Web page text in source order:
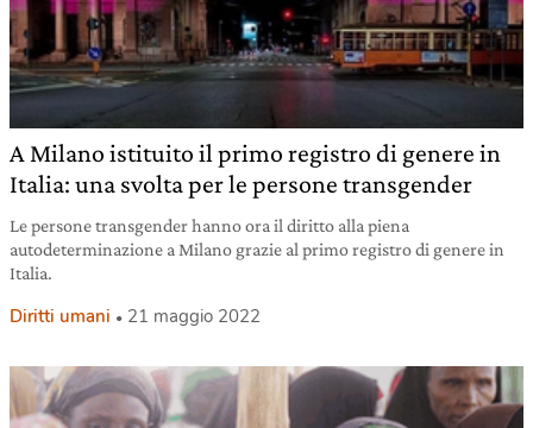
A Milano istituito il primo registro di genere in
Italia: una svolta per le persone transgender
Le persone transgender hanno ora il diritto alla piena
autodeterminazione a Milano grazie al primo registro di genere in
Italia.
Diritti umani 21 maggio 2022